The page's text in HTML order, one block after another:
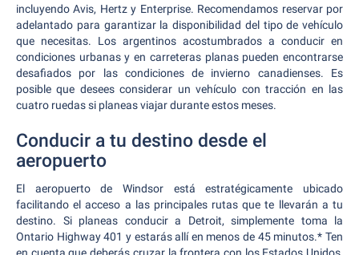
incluyendo Avis, Hertz y Enterprise. Recomendamos reservar por
adelantado para garantizar la disponibilidad del tipo de vehículo
que necesitas. Los argentinos acostumbrados a conducir en
condiciones urbanas y en carreteras planas pueden encontrarse
desafiados por las condiciones de invierno canadienses. Es
posible que desees considerar un vehículo con tracción en las
cuatro ruedas si planeas viajar durante estos meses.
Conducir a tu destino desde el
aeropuerto
El aeropuerto de Windsor está estratégicamente ubicado
facilitando el acceso a las principales rutas que te llevarán a tu
destino. Si planeas conducir a Detroit, simplemente toma la
Ontario Highway 401 y estarás allí en menos de 45 minutos.* Ten